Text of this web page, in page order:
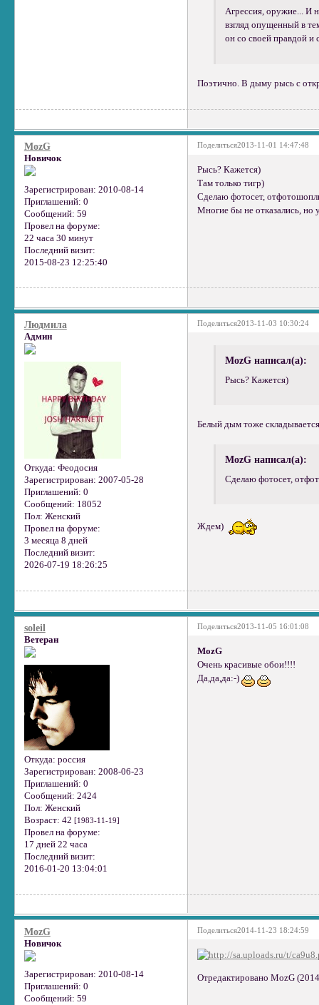
Агрессия, оружие... И
взгляд опущенный в
он со своей правдой и
Поэтично. В дыму рысь с
Поделиться2013-11-01 14:47:48
MozG
Новичок
Зарегистрирован: 2010-08-14
Приглашений: 0
Сообщений: 59
Провел на форуме:
22 часа 30 минут
Последний визит:
2015-08-23 12:25:40
Рысь? Кажется)
Там только тигр)
Сделаю фотосет,
Многие бы не отказались, но
Поделиться2013-11-03 10:30:24
Людмила
Админ
Откуда: Феодосия
Зарегистрирован: 2007-05-28
Приглашений: 0
Сообщений: 18052
Пол: Женский
Провел на форуме:
3 месяца 8 дней
Последний визит:
2026-07-19 18:26:25
MozG написал(а):
Рысь? Кажется)
Белый дым тоже
MozG написал(а):
Сделаю фотосет,
Ждем)
Поделиться2013-11-05 16:01:08
soleil
Ветеран
Откуда: россия
Зарегистрирован: 2008-06-23
Приглашений: 0
Сообщений: 2424
Пол: Женский
Возраст: 42 [1983-11-19]
Провел на форуме:
17 дней 22 часа
Последний визит:
2016-01-20 13:04:01
MozG
Очень красивые обои!!!!
Да,да,да:-)
Поделиться2014-11-23 18:24:59
MozG
Новичок
Зарегистрирован: 2010-08-14
Приглашений: 0
Сообщений: 59
Отредактировано MozG